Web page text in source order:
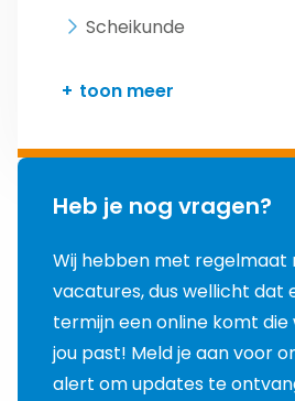
Scheikunde
toon meer
Heb je nog vragen?
Wij hebben met regelmaat
vacatures, dus wellicht dat
termijn een online komt die
jou past! Meld je aan voor
alert om updates te